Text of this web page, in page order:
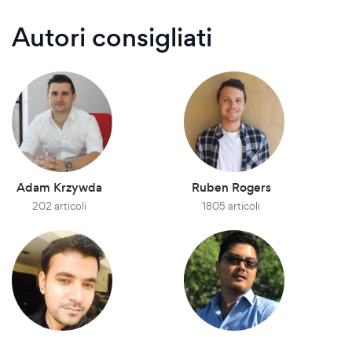
Autori consigliati
Adam Krzywda
202 articoli
Ruben Rogers
1805 articoli